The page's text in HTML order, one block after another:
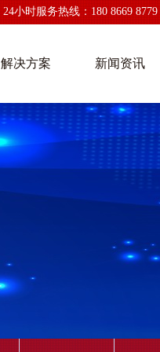
24小时服务热线：180 8669 8779
解决方案 新闻资讯